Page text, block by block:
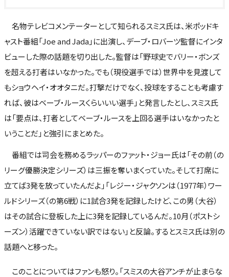
名物テレビコメンテーターとして知られるスミス氏は、米ポッドキ
ャスト番組「Joe and Jada」に出演し、デーブ・ロバーツ監督にインタ
ビューした際の話題を切り出した。監督は「野球史でバリー・ボンズ
を超える打者はいなかった。でも（現役選手では）世界中を見渡して
もショウヘイ・オオタニだ。打撃だけでなく、投球をすることも考慮す
れば、彼はベーブ・ルースくらいいい選手」と発言したとし、スミス氏
は「要点は、打者としてベーブ・ルースを上回る選手はいなかったと
いうことだ」と強引にまとめた。
番組では司会を務めるラッパーのファット・ジョー氏は「その前（の
リーグ優勝決定シリーズ）は三振を奪いまくっていた。そして打席に
立てば3発を放っていたんだよ」「レジー・ジャクソンは（1977年）ワー
ルドシリーズ（の第6戦）に1試合3発を記録したけど、この男（大谷）
はその試合に登板した上に3発を記録しているんだ。10月（ポストシ
ーズン）活躍できていない訳ではない」と反論。するとスミス氏は別の
話題へと移った。
このことについてはファンも怒り。「スミスの大谷アンチが止まらな